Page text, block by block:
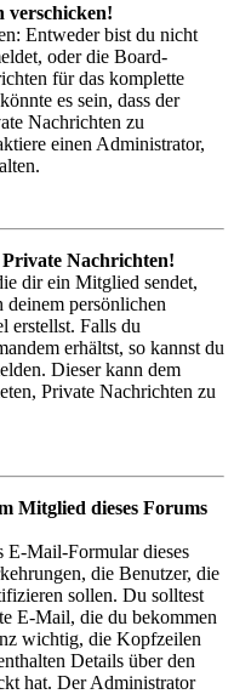
verschicken!
Entweder bist du nicht
oder die Board-
für das komplette
es sein, dass der
Nachrichten zu
einen Administrator,
Nachrichten!
dir ein Mitglied sendet,
deinem persönlichen
erstellst. Falls du
erhältst, so kannst du
Dieser kann dem
Private Nachrichten zu
Mitglied dieses Forums
E-Mail-Formular dieses
die Benutzer, die
sollen. Du solltest
E-Mail, die du bekommen
wichtig, die Kopfzeilen
Details über den
hat. Der Administrator